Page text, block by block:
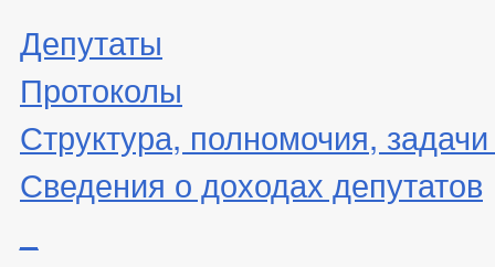
Депутаты
Протоколы
Структура, полномочия,
Сведения о доходах депутатов